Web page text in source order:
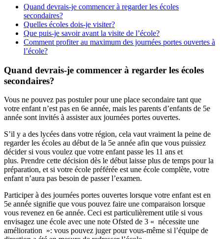
Quand devrais-je commencer à regarder les écoles
secondaires?
Quelles écoles dois-je visiter?
Que puis-je savoir avant la visite de l’école?
Comment profiter au maximum des journées portes ouvertes à
l’école?
Quand devrais-je commencer à regarder les écoles
secondaires?
Vous ne pouvez pas postuler pour une place secondaire tant que
votre enfant n’est pas en 6e année, mais les parents d’enfants de 5e
année sont invités à assister aux journées portes ouvertes.
S’il y a des lycées dans votre région, cela vaut vraiment la peine de
regarder les écoles au début de la 5e année afin que vous puissiez
décider si vous voulez que votre enfant passe les 11 ans et
plus. Prendre cette décision dès le début laisse plus de temps pour la
préparation, et si votre école préférée est une école complète, votre
enfant n’aura pas besoin de passer l’examen.
Participer à des journées portes ouvertes lorsque votre enfant est en
5e année signifie que vous pouvez faire une comparaison lorsque
vous revenez en 6e année. Ceci est particulièrement utile si vous
envisagez une école avec une note Ofsted de 3 « nécessite une
amélioration »: vous pouvez juger pour vous-même si l’équipe de